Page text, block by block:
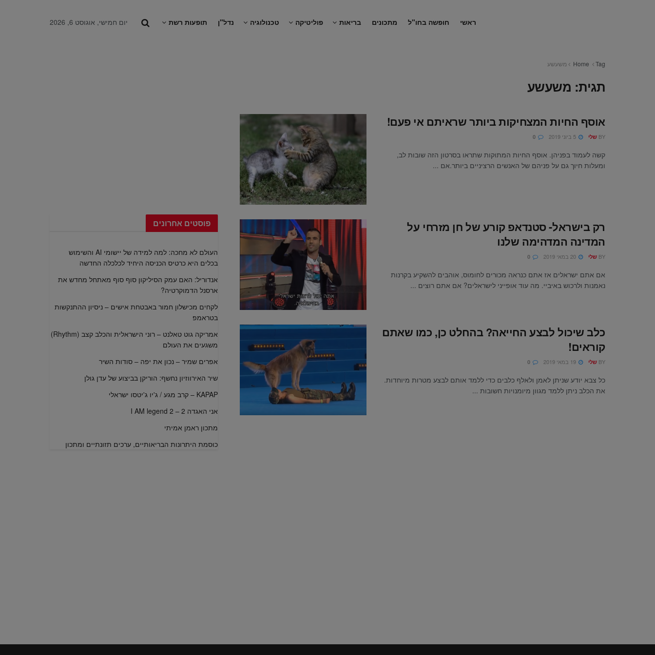
ראשי חופשה בחו"ל מתכונים בריאות פוליטיקה טכנולוגיה נדל"ן תופעות רשת יום חמישי, אוגוסט 6, 2026
Home Tag משעשע
תגית: משעשע
אוסף החיות המצחיקות ביותר שראיתם אי פעם!
BY שלי
קשה לעמוד בפניהן. אוסף החיות המתוקות שתראו בסרטון הזה שובות לב,
ומעלות חיוך גם על פניהם של האנשים הרציניים ביותר.אם ...
רק בישראל- סטנדאפ קורע של חן מזרחי על
המדינה המדהימה שלנו
BY שלי
אם אתם ישראלים אז אתם כנראה מכורים לחומוס, אוהבים להשקיע בקרנות
נאמנות ולרכוש באיביי. מה עוד אופייני לישראלים? אם אתם רוצים ...
כלב שיכול לבצע החייאה? בהחלט כן, כמו שאתם
קוראים!
BY שלי
כל צבא יודע שניתן לאמן ולאלף כלבים כדי ללמד אותם לבצע מטרות מיוחדות.
את הכלב ניתן ללמד מגוון מיומנויות חשובות ...
פוסטים אחרונים
העולם לא מחכה: למה למידה של יישומי AI והשימוש
בכלים היא כרטיס הכניסה היחיד לכלכלה החדשה
אנדוריל: האם עמק הסיליקון סוף סוף מאתחל מחדש את
ארסנל הדמוקרטיה?
לקחים מכישלון חמור באבטחת אישים – ניסיון ההתנקשות
בטראמפ
אמריקה גוט טאלנט – רוני הישראלית והכלב קצב (Rhythm)
משגעים את העולם
אפרים שמיר – נכון את יפה – סודות השיר
שיר האירווזיון נחשף: הוריקן בביצוע של עדן גולן
KAPAP – קרב מגע / ג'יו ג'יטסו ישראלי
אני האגדה 2 – I AM legend 2
מתכון ראמן אמיתי
כוסמת היתרונות הבריאותיים, ערכים תזונתיים ומתכון